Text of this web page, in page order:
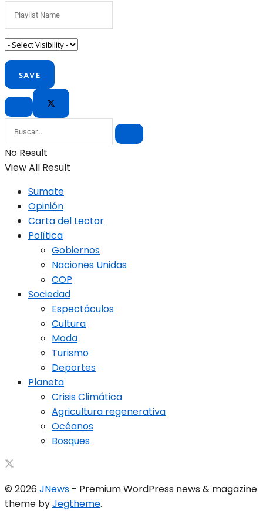
No Result
View All Result
Sumate
Opinión
Carta del Lector
Política
Gobiernos
Naciones Unidas
COP
Sociedad
Espectáculos
Cultura
Moda
Turismo
Deportes
Planeta
Crisis Climática
Agricultura regenerativa
Océanos
Bosques
© 2026 JNews - Premium WordPress news & magazine
theme byJegtheme.